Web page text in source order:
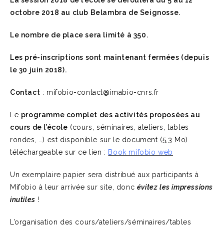
octobre 2018 au club Belambra de Seignosse.
Le nombre de place sera limité à 350.
Les pré-inscriptions sont maintenant fermées (depuis
le 30 juin 2018).
Contact : mifobio-contact@imabio-cnrs.fr
Le programme complet des activités proposées au
cours de l’école (cours, séminaires, ateliers, tables
rondes, …) est disponible sur le document (5,3 Mo)
téléchargeable sur ce lien : Book mifobio web
Un exemplaire papier sera distribué aux participants à
Mifobio à leur arrivée sur site, donc évitez les impressions
inutiles !
L’organisation des cours/ateliers/séminaires/tables